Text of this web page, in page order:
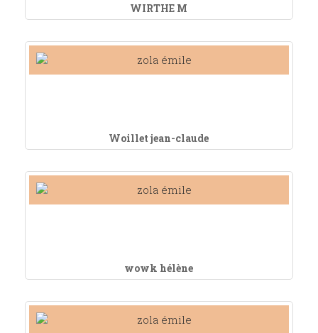
WIRTHE M
Woillet jean-claude
wowk hélène